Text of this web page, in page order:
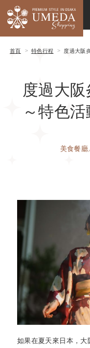
首頁 特色行程 度過大阪
度過大
～特色
美食餐廳
如果在夏天來日本，